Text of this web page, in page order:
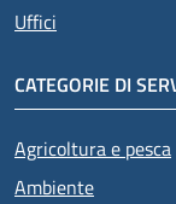
Uffici
CATEGORIE DI
Agricoltura e pesca
Ambiente